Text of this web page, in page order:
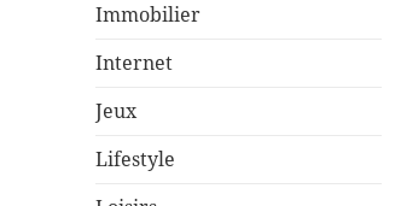
Immobilier
Internet
Jeux
Lifestyle